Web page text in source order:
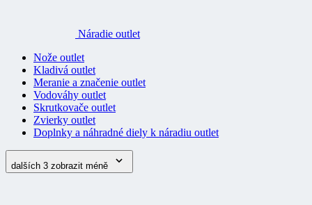
Náradie outlet
Nože outlet
Kladivá outlet
Meranie a značenie outlet
Vodováhy outlet
Skrutkovače outlet
Zvierky outlet
Doplnky a náhradné diely k náradiu outlet
dalších 3 zobrazit méně